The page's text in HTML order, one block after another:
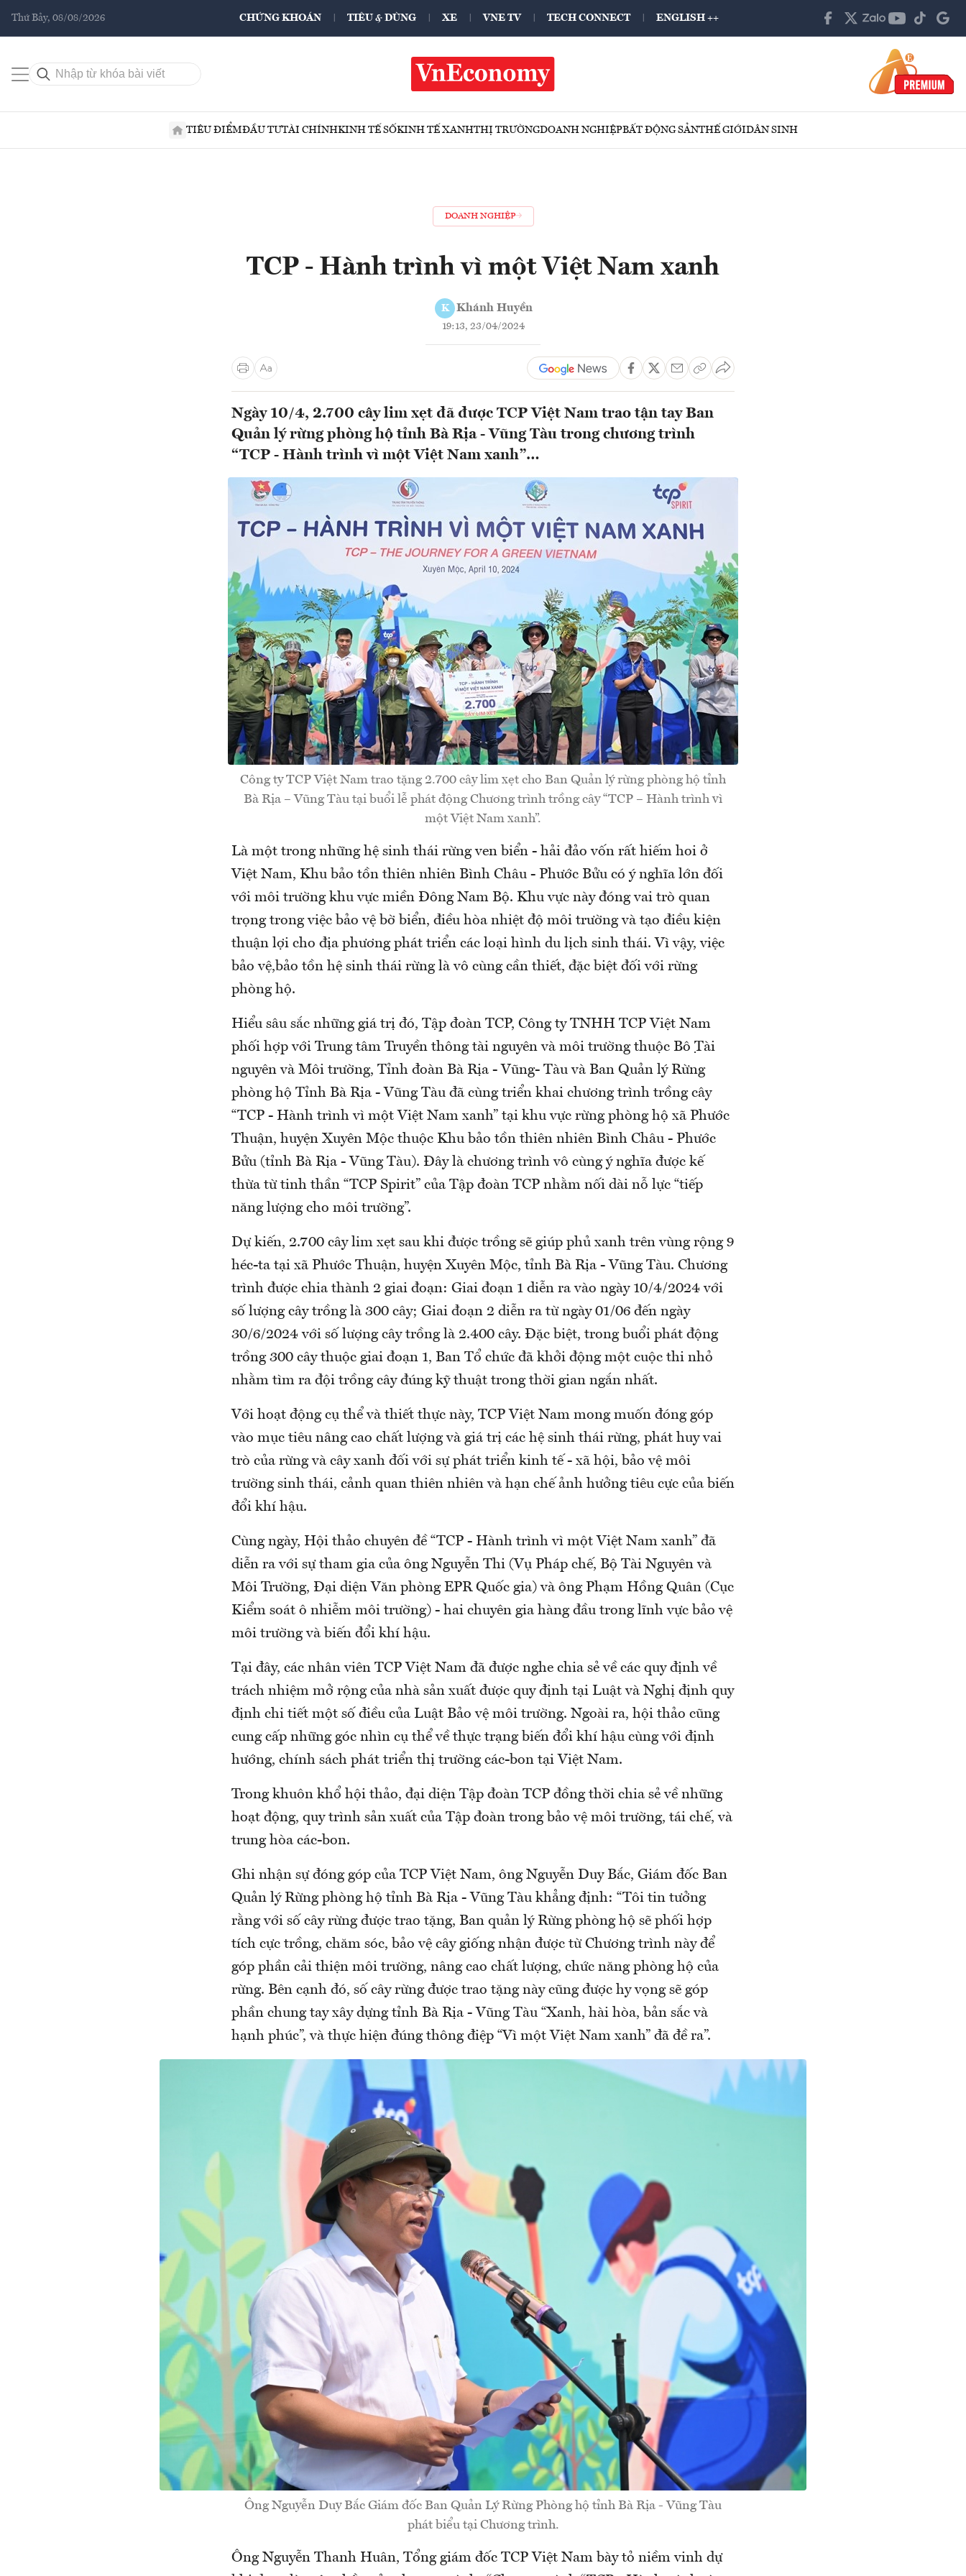
Thứ Bảy, 08/08/2026 CHỨNG KHOÁN TIÊU & DÙNG XE VNE TV TECH CONNECT ENGLISH ++
TIÊU ĐIỂMĐẦU TƯTÀI CHÍNHKINH TẾ SỐKINH TẾ XANHTHỊ TRƯỜNGDOANH NGHIỆPBẤT ĐỘNG SẢNTHẾ GIỚIDÂN SINH
DOANH NGHIỆP
TCP - Hành trình vì một Việt Nam xanh
K Khánh Huyền
19:13, 23/04/2024
Ngày 10/4, 2.700 cây lim xẹt đã được TCP Việt Nam trao tận tay Ban
Quản lý rừng phòng hộ tỉnh Bà Rịa - Vũng Tàu trong chương trình
“TCP - Hành trình vì một Việt Nam xanh”…
Công ty TCP Việt Nam trao tặng 2.700 cây lim xẹt cho Ban Quản lý rừng phòng hộ tỉnh
Bà Rịa – Vũng Tàu tại buổi lễ phát động Chương trình trồng cây “TCP – Hành trình vì
một Việt Nam xanh”.
Là một trong những hệ sinh thái rừng ven biển - hải đảo vốn rất hiếm hoi ở
Việt Nam, Khu bảo tồn thiên nhiên Bình Châu - Phước Bửu có ý nghĩa lớn đối
với môi trường khu vực miền Đông Nam Bộ. Khu vực này đóng vai trò quan
trọng trong việc bảo vệ bờ biển, điều hòa nhiệt độ môi trường và tạo điều kiện
thuận lợi cho địa phương phát triển các loại hình du lịch sinh thái. Vì vậy, việc
bảo vệ,bảo tồn hệ sinh thái rừng là vô cùng cần thiết, đặc biệt đối với rừng
phòng hộ.
Hiểu sâu sắc những giá trị đó, Tập đoàn TCP, Công ty TNHH TCP Việt Nam
phối hợp với Trung tâm Truyền thông tài nguyên và môi trường thuộc Bộ Tài
nguyên và Môi trường, Tỉnh đoàn Bà Rịa - Vũng- Tàu và Ban Quản lý Rừng
phòng hộ Tỉnh Bà Rịa - Vũng Tàu đã cùng triển khai chương trình trồng cây
“TCP - Hành trình vì một Việt Nam xanh” tại khu vực rừng phòng hộ xã Phước
Thuận, huyện Xuyên Mộc thuộc Khu bảo tồn thiên nhiên Bình Châu - Phước
Bửu (tỉnh Bà Rịa - Vũng Tàu). Đây là chương trình vô cùng ý nghĩa được kế
thừa từ tinh thần “TCP Spirit” của Tập đoàn TCP nhằm nối dài nỗ lực “tiếp
năng lượng cho môi trường”.
Dự kiến, 2.700 cây lim xẹt sau khi được trồng sẽ giúp phủ xanh trên vùng rộng 9
héc-ta tại xã Phước Thuận, huyện Xuyên Mộc, tỉnh Bà Rịa - Vũng Tàu. Chương
trình được chia thành 2 giai đoạn: Giai đoạn 1 diễn ra vào ngày 10/4/2024 với
số lượng cây trồng là 300 cây; Giai đoạn 2 diễn ra từ ngày 01/06 đến ngày
30/6/2024 với số lượng cây trồng là 2.400 cây. Đặc biệt, trong buổi phát động
trồng 300 cây thuộc giai đoạn 1, Ban Tổ chức đã khởi động một cuộc thi nhỏ
nhằm tìm ra đội trồng cây đúng kỹ thuật trong thời gian ngắn nhất.
Với hoạt động cụ thể và thiết thực này, TCP Việt Nam mong muốn đóng góp
vào mục tiêu nâng cao chất lượng và giá trị các hệ sinh thái rừng, phát huy vai
trò của rừng và cây xanh đối với sự phát triển kinh tế - xã hội, bảo vệ môi
trường sinh thái, cảnh quan thiên nhiên và hạn chế ảnh hưởng tiêu cực của biến
đổi khí hậu.
Cùng ngày, Hội thảo chuyên đề “TCP - Hành trình vì một Việt Nam xanh” đã
diễn ra với sự tham gia của ông Nguyễn Thi (Vụ Pháp chế, Bộ Tài Nguyên và
Môi Trường, Đại diện Văn phòng EPR Quốc gia) và ông Phạm Hồng Quân (Cục
Kiểm soát ô nhiễm môi trường) - hai chuyên gia hàng đầu trong lĩnh vực bảo vệ
môi trường và biến đổi khí hậu.
Tại đây, các nhân viên TCP Việt Nam đã được nghe chia sẻ về các quy định về
trách nhiệm mở rộng của nhà sản xuất được quy định tại Luật và Nghị định quy
định chi tiết một số điều của Luật Bảo vệ môi trường. Ngoài ra, hội thảo cũng
cung cấp những góc nhìn cụ thể về thực trạng biến đổi khí hậu cùng với định
hướng, chính sách phát triển thị trường các-bon tại Việt Nam.
Trong khuôn khổ hội thảo, đại diện Tập đoàn TCP đồng thời chia sẻ về những
hoạt động, quy trình sản xuất của Tập đoàn trong bảo vệ môi trường, tái chế, và
trung hòa các-bon.
Ghi nhận sự đóng góp của TCP Việt Nam, ông Nguyễn Duy Bắc, Giám đốc Ban
Quản lý Rừng phòng hộ tỉnh Bà Rịa - Vũng Tàu khẳng định: “Tôi tin tưởng
rằng với số cây rừng được trao tặng, Ban quản lý Rừng phòng hộ sẽ phối hợp
tích cực trồng, chăm sóc, bảo vệ cây giống nhận được từ Chương trình này để
góp phần cải thiện môi trường, nâng cao chất lượng, chức năng phòng hộ của
rừng. Bên cạnh đó, số cây rừng được trao tặng này cũng được hy vọng sẽ góp
phần chung tay xây dựng tỉnh Bà Rịa - Vũng Tàu “Xanh, hài hòa, bản sắc và
hạnh phúc”, và thực hiện đúng thông điệp “Vì một Việt Nam xanh” đã đề ra”.
Ông Nguyễn Duy Bắc Giám đốc Ban Quản Lý Rừng Phòng hộ tỉnh Bà Rịa - Vũng Tàu
phát biểu tại Chương trình.
Ông Nguyễn Thanh Huân, Tổng giám đốc TCP Việt Nam bày tỏ niềm vinh dự